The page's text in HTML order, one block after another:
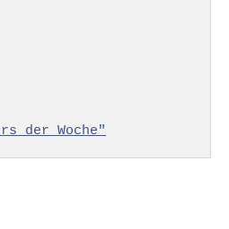
der Woche"